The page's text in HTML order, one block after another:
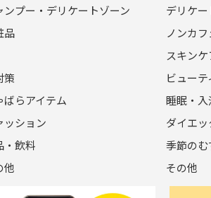
登録を承認しない場合があります。
かであることが判明した場合は、ただち
は会員への通知をすることなく、変更や
員に事前に通知することなく、⼀時的に
ンプー・デリケートゾーン
品
策
ばらアイテム
ッション
・飲料
他
デリケ
ノンカ
スキンケ
ビューテ
睡眠・
ダイエ
季節のむ
その他